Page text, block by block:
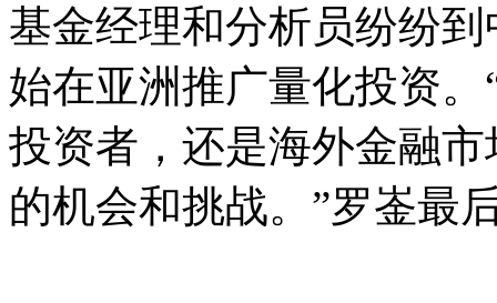
基金经理和分析员纷纷
始在亚洲推广量化投资
投资者，还是海外金融
的机会和挑战。”罗崟最